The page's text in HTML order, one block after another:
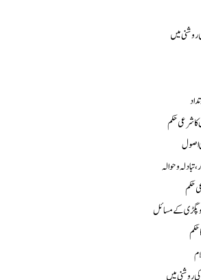
روشنی میں
حکم
اصول
وحوالہ
حکم
وپگڑی کے مسائل
روشنی میں